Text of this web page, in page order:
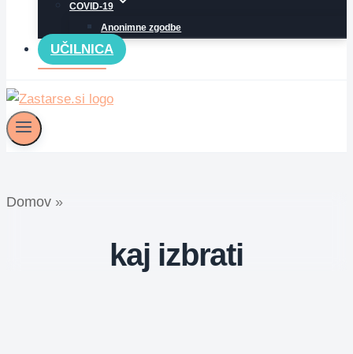
COVID-19
Anonimne zgodbe
UČILNICA
Domov »
kaj izbrati